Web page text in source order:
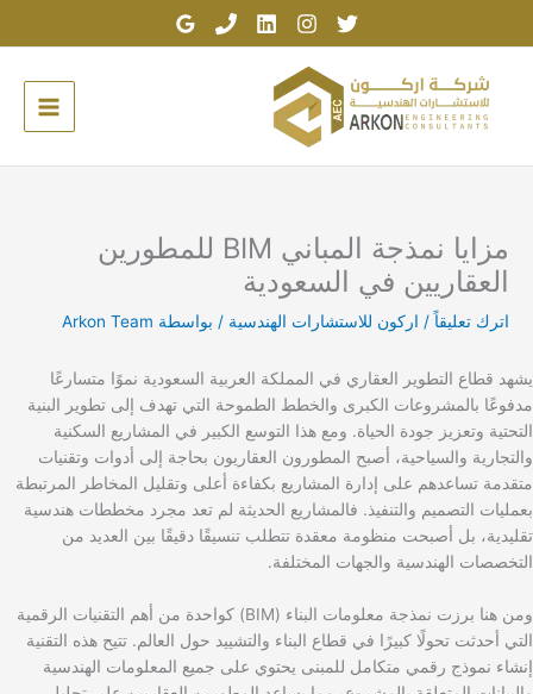
مزايا نمذجة المباني BIM للمطورين
العقاريين في السعودية
اترك تعليقاً / اركون للاستشارات الهندسية / بواسطة Arkon Team
يشهد قطاع التطوير العقاري في المملكة العربية السعودية نموًا متسارعًا
مدفوعًا بالمشروعات الكبرى والخطط الطموحة التي تهدف إلى تطوير البنية
التحتية وتعزيز جودة الحياة. ومع هذا التوسع الكبير في المشاريع السكنية
والتجارية والسياحية، أصبح المطورون العقاريون بحاجة إلى أدوات وتقنيات
متقدمة تساعدهم على إدارة المشاريع بكفاءة أعلى وتقليل المخاطر المرتبطة
بعمليات التصميم والتنفيذ. فالمشاريع الحديثة لم تعد مجرد مخططات هندسية
تقليدية، بل أصبحت منظومة معقدة تتطلب تنسيقًا دقيقًا بين العديد من
التخصصات الهندسية والجهات المختلفة.
ومن هنا برزت نمذجة معلومات البناء (BIM) كواحدة من أهم التقنيات الرقمية
التي أحدثت تحولًا كبيرًا في قطاع البناء والتشييد حول العالم. تتيح هذه التقنية
إنشاء نموذج رقمي متكامل للمبنى يحتوي على جميع المعلومات الهندسية